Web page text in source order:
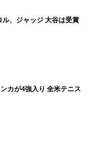
ル、ジャッジ 大谷は受賞
カが4強入り 全米テニス